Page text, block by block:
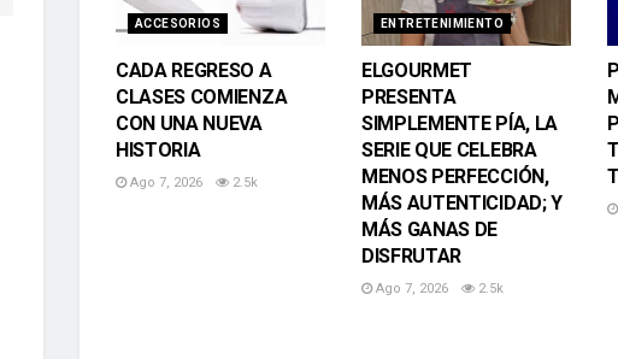
ACCESORIOS
CADA REGRESO A
CLASES COMIENZA
CON UNA NUEVA
HISTORIA
Ago 7, 2026 2.5k
ENTRETENIMIENTO
ELGOURMET
PRESENTA
SIMPLEMENTE PÍA, LA
SERIE QUE CELEBRA
MENOS PERFECCIÓN,
MÁS AUTENTICIDAD; Y
MÁS GANAS DE
DISFRUTAR
Ago 7, 2026 2.5k